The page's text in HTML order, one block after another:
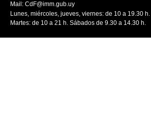
Mail: CdF@imm.gub.uy
Lunes, miércoles, jueves, viernes: de 10 a 19.30 h.
Martes: de 10 a 21 h. Sábados de 9.30 a 14.30 h.